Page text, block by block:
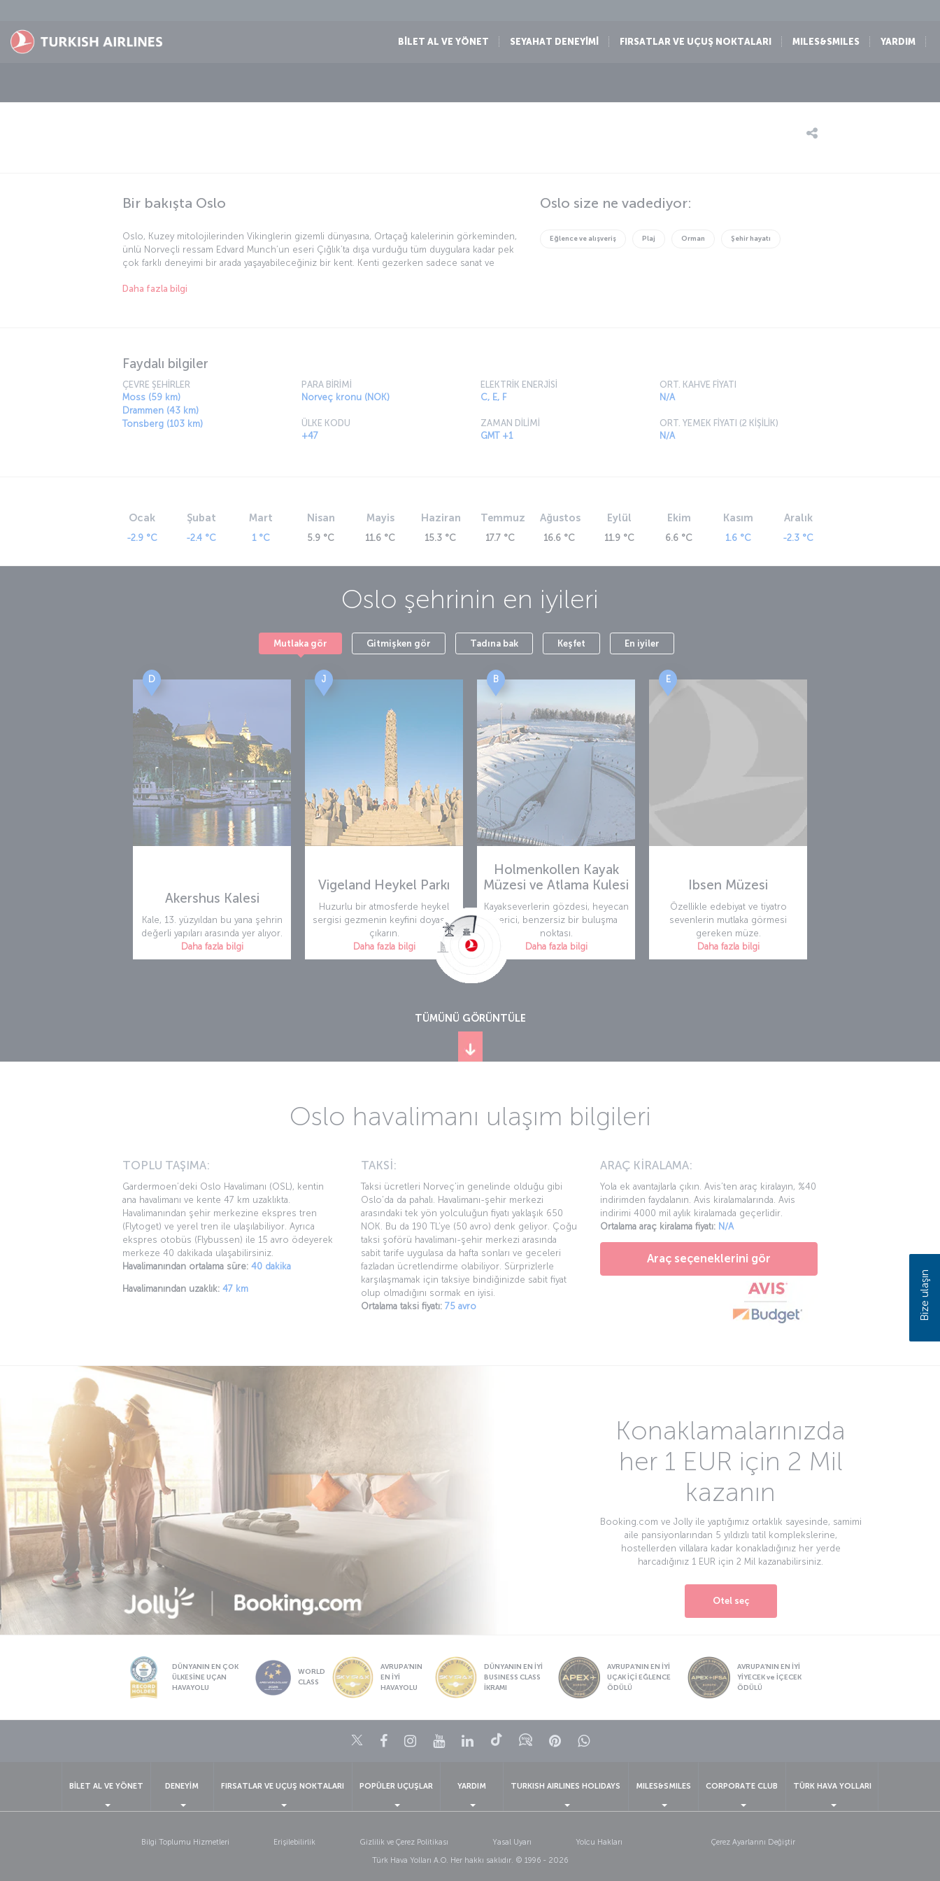
BİLET AL VE YÖNET SEYAHAT DENEYİMİ FIRSATLAR VE UÇUŞ NOKTALARI MILES&SMILES YARDIM
Bir bakışta Oslo
Oslo, Kuzey mitolojilerinden Vikinglerin gizemli dünyasına, Ortaçağ kalelerinin görkeminden,
ünlü Norveçli ressam Edvard Munch’un eseri Çığlık’ta dışa vurduğu tüm duygulara kadar pek
çok farklı deneyimi bir arada yaşayabileceğiniz bir kent. Kenti gezerken sadece sanat ve
konusunda da keşiflerde bulunabilir, farklı deneyimler yaşayabilirsiniz. Oslo’da yapmanız
Daha fazla bilgi
Oslo size ne vadediyor:
Eğlence ve alışveriş Plaj Orman Şehir hayatı
Faydalı bilgiler
ÇEVRE ŞEHİRLER
Moss (59 km)
Drammen (43 km)
Tonsberg (103 km)
PARA BİRİMİ
Norveç kronu (NOK)
ÜLKE KODU
+47
ELEKTRİK ENERJİSİ
C, E, F
ZAMAN DİLİMİ
GMT +1
ORT. KAHVE FİYATI
N/A
ORT. YEMEK FİYATI (2 KİŞİLİK)
N/A
Ocak
-2.9 °C
Şubat
-2.4 °C
Mart
1 °C
Nisan
5.9 °C
Mayis
11.6 °C
Haziran
15.3 °C
Temmuz
17.7 °C
Ağustos
16.6 °C
Eylül
11.9 °C
Ekim
6.6 °C
Kasım
1.6 °C
Aralık
-2.3 °C
Oslo şehrinin en iyileri
Mutlaka gör Gitmişken gör Tadına bak Keşfet En iyiler
D
Akershus Kalesi
Kale, 13. yüzyıldan bu yana şehrin
değerli yapıları arasında yer alıyor.
Daha fazla bilgi
J
Vigeland Heykel Parkı
Huzurlu bir atmosferde heykel
sergisi gezmenin keyfini doyasıya
çıkarın.
Daha fazla bilgi
B
Holmenkollen Kayak
Müzesi ve Atlama Kulesi
Kayakseverlerin gözdesi, heyecan
verici, benzersiz bir buluşma
noktası.
Daha fazla bilgi
E
Ibsen Müzesi
Özellikle edebiyat ve tiyatro
sevenlerin mutlaka görmesi
gereken müze.
Daha fazla bilgi
TÜMÜNÜ GÖRÜNTÜLE
Oslo havalimanı ulaşım bilgileri
TOPLU TAŞIMA:
Gardermoen’deki Oslo Havalimanı (OSL), kentin
ana havalimanı ve kente 47 km uzaklıkta.
Havalimanından şehir merkezine ekspres tren
(Flytoget) ve yerel tren ile ulaşılabiliyor. Ayrıca
ekspres otobüs (Flybussen) ile 15 avro ödeyerek
merkeze 40 dakikada ulaşabilirsiniz.
Havalimanından ortalama süre: 40 dakika
Havalimanından uzaklık: 47 km
TAKSİ:
Taksi ücretleri Norveç’in genelinde olduğu gibi
Oslo’da da pahalı. Havalimanı-şehir merkezi
arasındaki tek yön yolculuğun fiyatı yaklaşık 650
NOK. Bu da 190 TL’ye (50 avro) denk geliyor. Çoğu
taksi şoförü havalimanı-şehir merkezi arasında
sabit tarife uygulasa da hafta sonları ve geceleri
fazladan ücretlendirme olabiliyor. Sürprizlerle
karşılaşmamak için taksiye bindiğinizde sabit fiyat
olup olmadığını sormak en iyisi.
Ortalama taksi fiyatı: 75 avro
ARAÇ KİRALAMA:
Yola ek avantajlarla çıkın. Avis’ten araç kiralayın, %40
indirimden faydalanın. Avis kiralamalarında. Avis
indirimi 4000 mil aylık kiralamada geçerlidir.
Ortalama araç kiralama fiyatı: N/A
Araç seçeneklerini gör
Konaklamalarınızda
her 1 EUR için 2 Mil
kazanın
Booking.com ve Jolly ile yaptığımız ortaklık sayesinde, samimi
aile pansiyonlarından 5 yıldızlı tatil komplekslerine,
hostellerden villalara kadar konakladığınız her yerde
harcadığınız 1 EUR için 2 Mil kazanabilirsiniz.
Otel seç
DÜNYANIN EN ÇOK
ÜLKESİNE UÇAN
HAVAYOLU
WORLD
CLASS
AVRUPA’NIN
EN İYİ
HAVAYOLU
DÜNYANIN EN İYİ
BUSINESS CLASS
İKRAMI
AVRUPA’NIN EN İYİ
UÇAK İÇİ EĞLENCE
ÖDÜLÜ
AVRUPA’NIN EN İYİ
YİYECEK ve İÇECEK
ÖDÜLÜ
TwitterFacebookInstagram
YoutubeLinkedIn
TiktokBlogPinterestWhatsapp
BİLET AL VE YÖNET DENEYİM FIRSATLAR VE UÇUŞ NOKTALARI POPÜLER UÇUŞLAR YARDIM TURKISH AIRLINES HOLIDAYS MILES&SMILES CORPORATE CLUB TÜRK HAVA YOLLARI
Bilgi Toplumu Hizmetleri Erişilebilirlik Gizlilik ve Çerez Politikası Yasal Uyarı Yolcu Hakları
Çerez Ayarlarını Değiştir
Türk Hava Yolları A.O. Her hakkı saklıdır. © 1996 - 2026
Bize ulaşın